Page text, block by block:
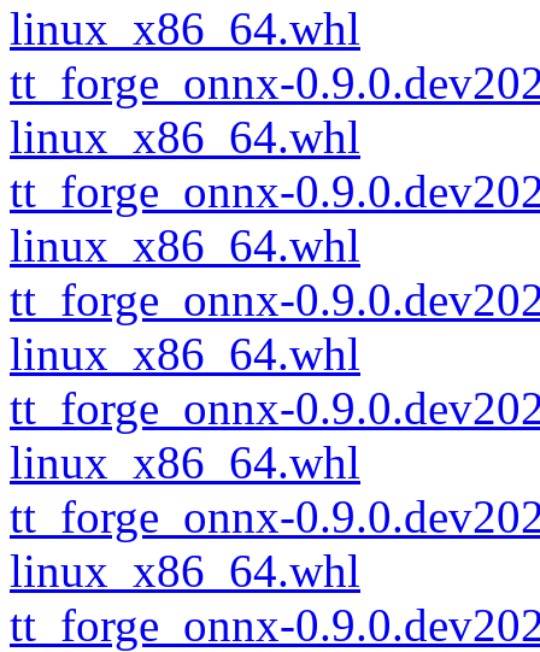
linux_x86_64.whl
tt_forge_onnx-
linux_x86_64.whl
tt_forge_onnx-
linux_x86_64.whl
tt_forge_onnx-
linux_x86_64.whl
tt_forge_onnx-
linux_x86_64.whl
tt_forge_onnx-
linux_x86_64.whl
tt_forge_onnx-